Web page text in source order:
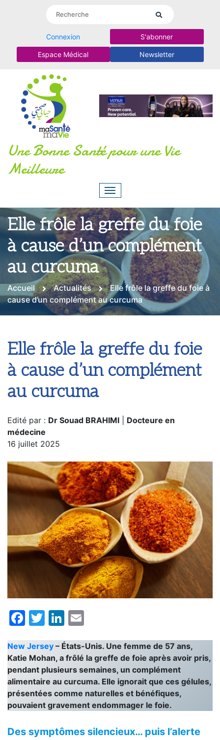
Connexion S'abonner
Espace Médical Newsletter
Une Bonne Santé pour une Vie
Meilleure
Elle frôle la greffe du foie
à cause d’un complément
au curcuma
Accueil Actualités
Elle frôle la greffe du foie à
cause d’un complément au curcuma
Elle frôle la greffe du foie
à cause d’un complément
au curcuma
Edité par : Dr Souad BRAHIMI
Docteure en
médecine
16 juillet 2025
Facebook
TwitterLinkedIn
New Jersey – États-Unis. Une femme de 57 ans,
Katie Mohan, a frôlé la greffe de foie après avoir pris,
pendant plusieurs semaines, un complément
alimentaire au curcuma. Elle ignorait que ces gélules,
présentées comme naturelles et bénéfiques,
pouvaient gravement endommager le foie.
Des symptômes silencieux… puis l’alerte